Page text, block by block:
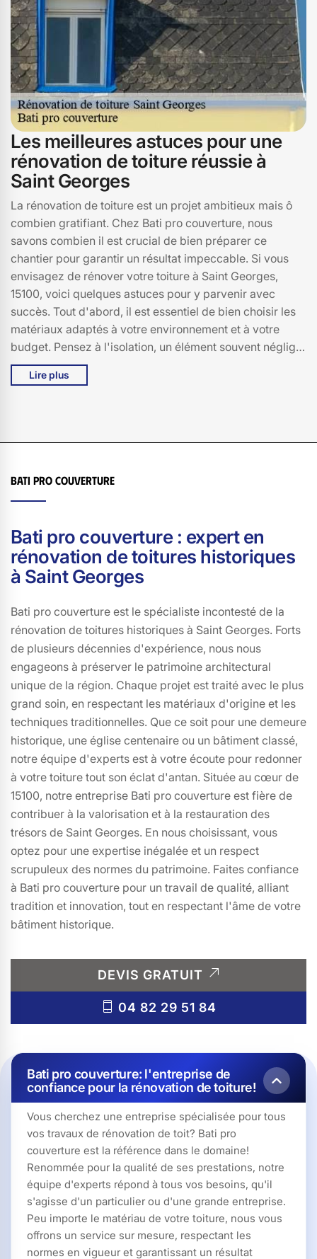
ont déjà choisis pour leurs projets de rénovation de
toiture.
Les meilleures astuces pour une
rénovation de toiture réussie à
Saint Georges
La rénovation de toiture est un projet ambitieux mais ô
combien gratifiant. Chez Bati pro couverture, nous
savons combien il est crucial de bien préparer ce
chantier pour garantir un résultat impeccable. Si vous
envisagez de rénover votre toiture à Saint Georges,
15100, voici quelques astuces pour y parvenir avec
succès. Tout d'abord, il est essentiel de bien choisir les
matériaux adaptés à votre environnement et à votre
budget. Pensez à l'isolation, un élément souvent négligé
mais crucial pour votre confort. De plus, faites appel à
des professionnels qualifiés, comme ceux de Bati pro
conditions météorologiques pour éviter les retards. Une
bonne préparation et un suivi rigoureux sont les clés
Lire plus
Bati pro couverture
Bati pro couverture : expert en
rénovation de toitures historiques
à Saint Georges
Bati pro couverture est le spécialiste incontesté de la
rénovation de toitures historiques à Saint Georges. Forts
de plusieurs décennies d'expérience, nous nous
engageons à préserver le patrimoine architectural
unique de la région. Chaque projet est traité avec le plus
grand soin, en respectant les matériaux d'origine et les
techniques traditionnelles. Que ce soit pour une demeure
historique, une église centenaire ou un bâtiment classé,
notre équipe d'experts est à votre écoute pour redonner
à votre toiture tout son éclat d'antan. Située au cœur de
15100, notre entreprise Bati pro couverture est fière de
contribuer à la valorisation et à la restauration des
trésors de Saint Georges. En nous choisissant, vous
optez pour une expertise inégalée et un respect
scrupuleux des normes du patrimoine. Faites confiance
à Bati pro couverture pour un travail de qualité, alliant
tradition et innovation, tout en respectant l'âme de votre
bâtiment historique.
DEVIS GRATUIT
04 82 29 51 84
Bati pro couverture: l'entreprise de
confiance pour la rénovation de toiture!
Vous cherchez une entreprise spécialisée pour tous
vos travaux de rénovation de toit? Bati pro
couverture est la référence dans le domaine!
Renommée pour la qualité de ses prestations, notre
équipe d'experts répond à tous vos besoins, qu'il
s'agisse d'un particulier ou d'une grande entreprise.
Peu importe le matériau de votre toiture, nous vous
offrons un service sur mesure, respectant les
normes en vigueur et garantissant un résultat